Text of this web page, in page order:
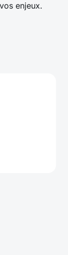
enjeux.